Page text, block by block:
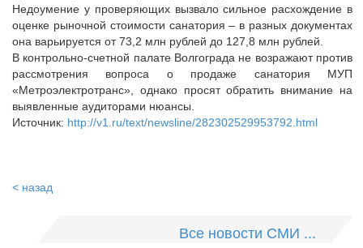
Недоумение у проверяющих вызвало сильное расхождение в
оценке рыночной стоимости санатория – в разных документах
она варьируется от 73,2 млн рублей до 127,8 млн рублей.
В контрольно-счетной палате Волгограда не возражают против
рассмотрения вопроса о продаже санатория МУП
«Метроэлектротранс», однако просят обратить внимание на
выявленные аудиторами нюансы.
Источник: http://v1.ru/text/newsline/282302529953792.html
< назад
Все новости СМИ ...